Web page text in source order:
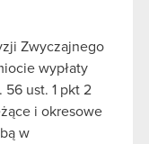
Zwyczajnego
wypłaty
ust. 1 pkt 2
i okresowe
w